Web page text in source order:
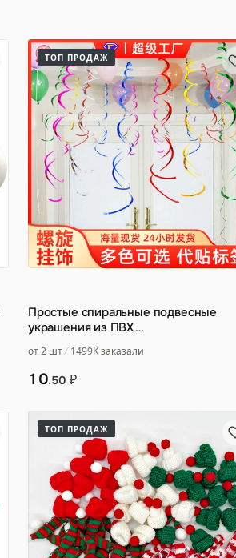
ТОП ПРОДАЖ
Простые спиральные подвесные
украшения из ПВХ…
от 2 шт 1499K заказали
10.50 ₽
ТОП ПРОДАЖ